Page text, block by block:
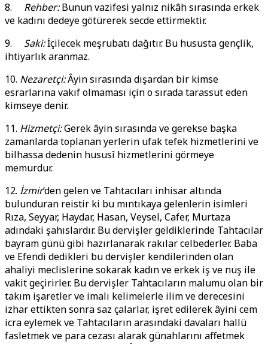
8. Rehber:Bunun vazifesi yalnız nikâh sırasında erkek
ve kadını dedeye götürerek secde ettirmektir.
9. Saki:İçilecek meşrubatı dağıtır. Bu hususta gençlik,
ihtiyarlık aranmaz.
10. Nezaretçi:Âyin sırasında dışardan bir kimse
esrarlarına vakıf olmaması için o sırada tarassut eden
kimseye denir.
11. Hizmetçi:Gerek âyin sırasında ve gerekse başka
zamanlarda toplanan yerlerin ufak tefek hizmetlerini ve
bilhassa dedenin hususî hizmetlerini görmeye
memurdur.
12. İzmir‘den gelen ve Tahtacıları inhisar altında
bulunduran reistir ki bu mıntıkaya gelenlerin isimleri
Rıza, Seyyar, Haydar, Hasan, Veysel, Cafer, Murtaza
adındaki şahıslardır. Bu dervişler geldiklerinde Tahtacılar
bayram günü gibi hazırlanarak rakılar celbederler. Baba
ve Efendi dedikleri bu dervişler kendilerinden olan
ahaliyi meclislerine sokarak kadın ve erkek iş ve nuş ile
vakit geçirirler. Bu dervişler Tahtacıların malumu olan bir
takım işaretler ve imalı kelimelerle ilim ve derecesini
izhar ettikten sonra saz çalarlar, işret edilerek âyini cem
icra eylemek ve Tahtacıların arasındaki davaları hallü
fasletmek ve para cezası alarak günahlarını affetmek